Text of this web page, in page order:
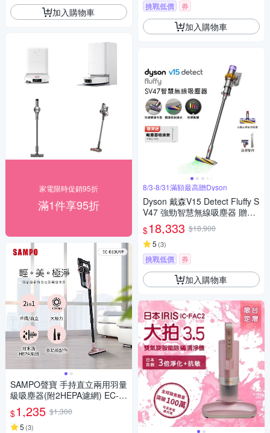
加入購物車
家電限時促銷95折
滿1件享95折
SAMPO聲寶 手持直立兩用羽量
級吸塵器(附2HEPA濾網) EC-B
13UYP
$1,235 $1,300
5 (3)
挑戰低價 券
加入購物車
8/3-8/31滿額最高贈Dyson
Dyson 戴森V15 Detect Fluffy S
V47 強勁智慧無線吸塵器 贈收
納架
$18,333 $18,900
5 (3)
挑戰低價 券
加入購物車